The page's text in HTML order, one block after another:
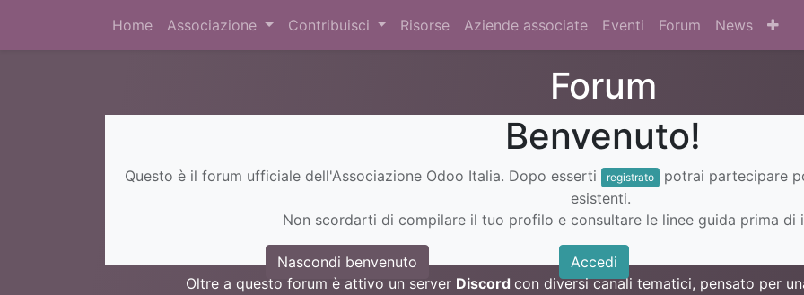
Home Associazione Contribuisci Risorse Aziende associate Eventi Forum News
Forum
Benvenuto!
Questo è il forum ufficiale dell'Associazione Odoo Italia. Dopo esserti registrato
potrai partecipare
esistenti.
Non scordarti di compilare il tuo profilo e consultare le linee guida prima di
Nascondi benvenuto Accedi
Oltre a questo forum è attivo un server Discord con diversi canali tematici, pensato per